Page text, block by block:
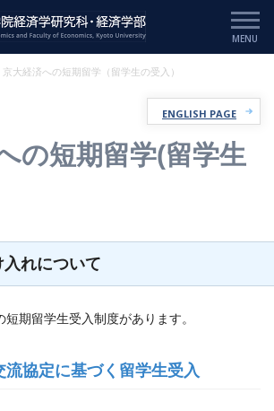
京大経済への短期留学（留学生の受入）
の短期留学(留学生
ENGLISH PAGE
れについて
期留学生受入制度があります。
協定に基づく留学生受入